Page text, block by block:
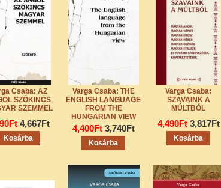
Csaba: AZ
SZÓKINCS
SZEMMEL
4,667Ft
Varga Csaba: THE
ENGLISH LANGUAGE
FROM THE
HUNGARIAN VIEW
4,400Ft 3,740Ft
Varga Csaba:
SZAVAINK A
MÚLTBÓL
4,490Ft 3,817Ft